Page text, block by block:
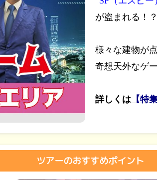
が盗まれる！？
様々な建物が
奇想天外なゲ
詳しくは 【特
ツアーのおすすめポイント